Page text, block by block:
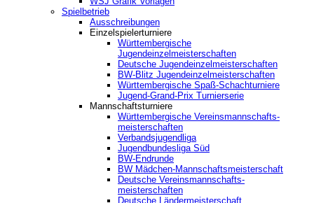
Spielbetrieb
Ausschreibungen
Einzelspielerturniere
Württembergische
Jugendeinzelmeisterschaften
Deutsche Jugendeinzelmeisterschaften
BW-Blitz Jugendeinzelmeisterschaften
Württembergische Spaß-Schachturniere
Jugend-Grand-Prix Turnierserie
Mannschaftsturniere
Württembergische Vereinsmannschafts-
meisterschaften
Verbandsjugendliga
Jugendbundesliga Süd
BW-Endrunde
BW Mädchen-Mannschaftsmeisterschaft
Deutsche Vereinsmannschafts-
meisterschaften
Deutsche Ländermeisterschaft